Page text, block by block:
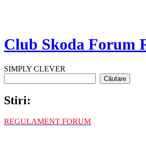
Club Skoda Forum
SIMPLY CLEVER
Stiri:
REGULAMENT FORUM